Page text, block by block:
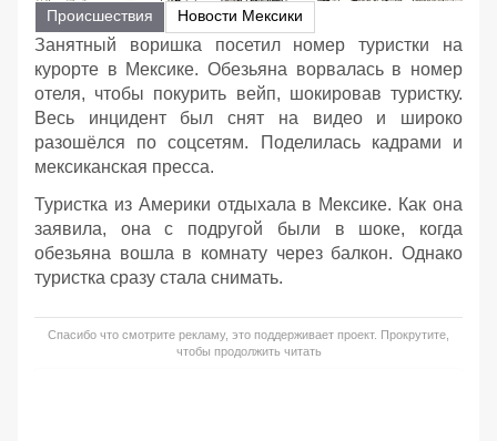
Происшествия Новости Мексики
Занятный воришка посетил номер туристки на
курорте в Мексике. Обезьяна ворвалась в номер
отеля, чтобы покурить вейп, шокировав туристку.
Весь инцидент был снят на видео и широко
разошёлся по соцсетям. Поделилась кадрами и
мексиканская пресса.
Туристка из Америки отдыхала в Мексике. Как она
заявила, она с подругой были в шоке, когда
обезьяна вошла в комнату через балкон. Однако
туристка сразу стала снимать.
Спасибо что смотрите рекламу, это поддерживает проект. Прокрутите,
чтобы продолжить читать